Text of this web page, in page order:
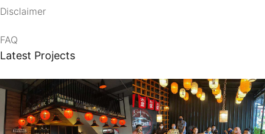
Disclaimer
FAQ
Latest Projects